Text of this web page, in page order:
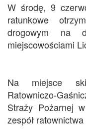
W środę, 9
ratunkowe
drogowym na
miejscowościami
Na miejsce
Ratowniczo-
Straży Pożarnej
zespół